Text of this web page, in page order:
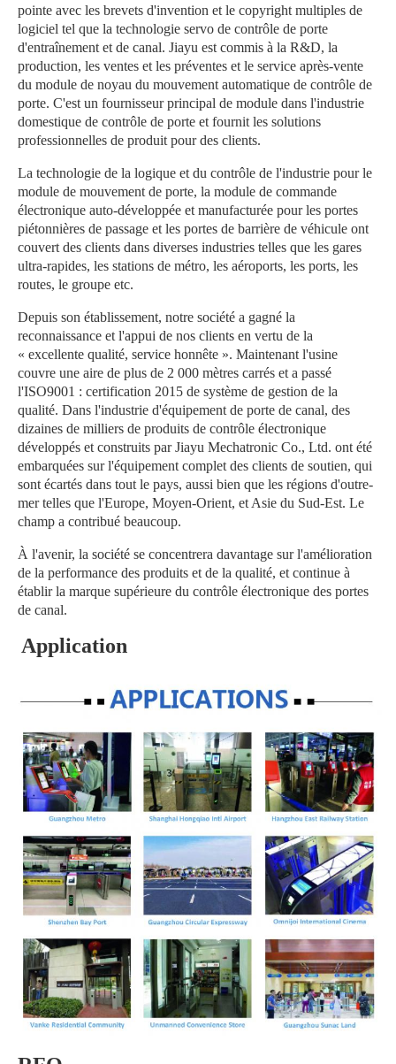
pointe avec les brevets d'invention et le copyright multiples de
logiciel tel que la technologie servo de contrôle de porte
d'entraînement et de canal. Jiayu est commis à la R&D, la
production, les ventes et les préventes et le service après-vente
du module de noyau du mouvement automatique de contrôle de
porte. C'est un fournisseur principal de module dans l'industrie
domestique de contrôle de porte et fournit les solutions
professionnelles de produit pour des clients.
La technologie de la logique et du contrôle de l'industrie pour le
module de mouvement de porte, la module de commande
électronique auto-développée et manufacturée pour les portes
piétonnières de passage et les portes de barrière de véhicule ont
couvert des clients dans diverses industries telles que les gares
ultra-rapides, les stations de métro, les aéroports, les ports, les
routes, le groupe etc.
Depuis son établissement, notre société a gagné la
reconnaissance et l'appui de nos clients en vertu de la
« excellente qualité, service honnête ». Maintenant l'usine
couvre une aire de plus de 2 000 mètres carrés et a passé
l'ISO9001 : certification 2015 de système de gestion de la
qualité. Dans l'industrie d'équipement de porte de canal, des
dizaines de milliers de produits de contrôle électronique
développés et construits par Jiayu Mechatronic Co., Ltd. ont été
embarquées sur l'équipement complet des clients de soutien, qui
sont écartés dans tout le pays, aussi bien que les régions d'outre-
mer telles que l'Europe, Moyen-Orient, et Asie du Sud-Est. Le
champ a contribué beaucoup.
À l'avenir, la société se concentrera davantage sur l'amélioration
de la performance des produits et de la qualité, et continue à
établir la marque supérieure du contrôle électronique des portes
de canal.
Application